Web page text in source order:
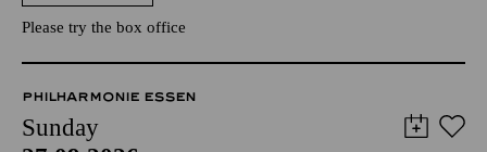
Please try the box office
PHILHARMONIE ESSEN
Sunday